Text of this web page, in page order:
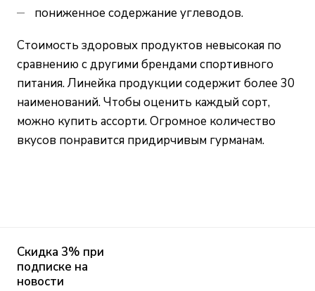
пониженное содержание углеводов.
Стоимость здоровых продуктов невысокая по
сравнению с другими брендами спортивного
питания. Линейка продукции содержит более 30
наименований. Чтобы оценить каждый сорт,
можно купить ассорти. Огромное количество
вкусов понравится придирчивым гурманам.
Скидка 3% при
подписке на
новости